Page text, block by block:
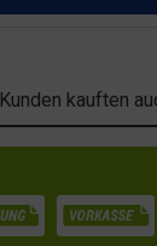
Kunden kauften